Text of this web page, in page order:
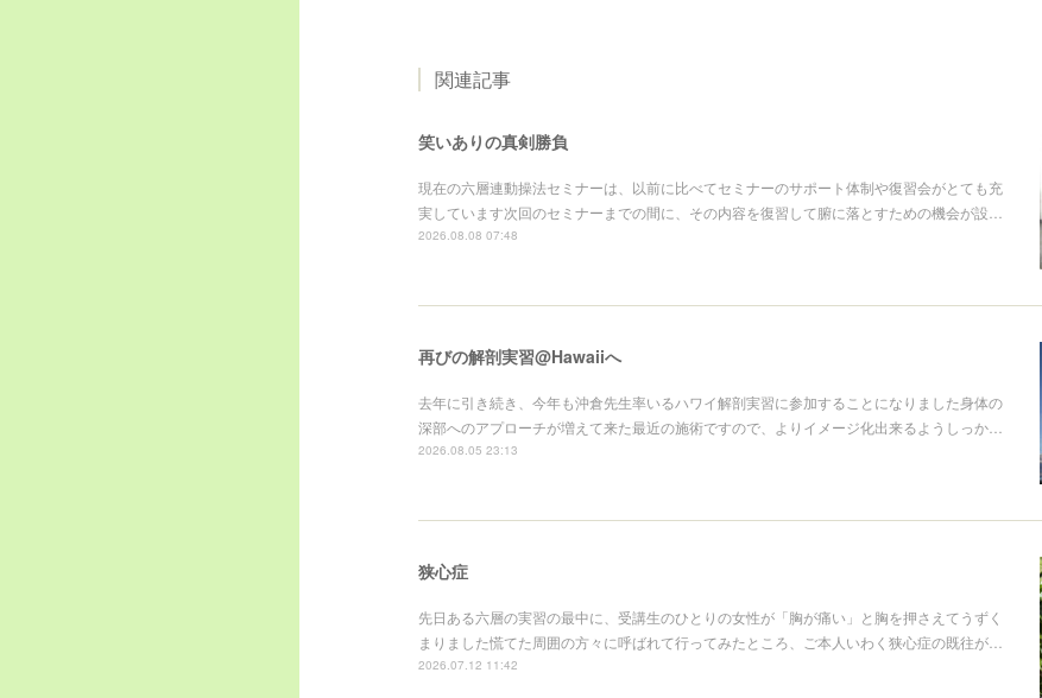
関連記事
笑いありの真剣勝負
現在の六層連動操法セミナーは、以前に比べてセミナーのサポート体制や復習会がとても充
実しています次回のセミナーまでの間に、その内容を復習して腑に落とすための機会が設…
2026.08.08 07:48
再びの解剖実習@Hawaiiへ
去年に引き続き、今年も沖倉先生率いるハワイ解剖実習に参加することになりました身体の
深部へのアプローチが増えて来た最近の施術ですので、よりイメージ化出来るようしっか…
2026.08.05 23:13
狭心症
先日ある六層の実習の最中に、受講生のひとりの女性が「胸が痛い」と胸を押さえてうずく
まりました慌てた周囲の方々に呼ばれて行ってみたところ、ご本人いわく狭心症の既往が…
2026.07.12 11:42